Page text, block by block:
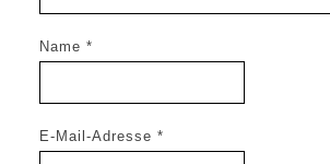
Name *
E-Mail-Adresse *